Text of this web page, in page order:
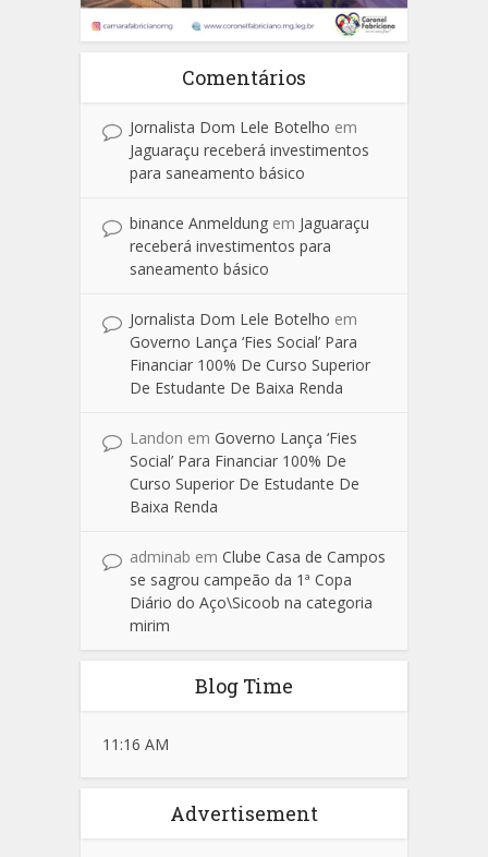
Comentários
Jornalista Dom Lele Botelho em
Jaguaraçu receberá investimentos
para saneamento básico
binance Anmeldung em Jaguaraçu
receberá investimentos para
saneamento básico
Jornalista Dom Lele Botelho em
Governo Lança ‘Fies Social’ Para
Financiar 100% De Curso Superior
De Estudante De Baixa Renda
Landon em Governo Lança ‘Fies
Social’ Para Financiar 100% De
Curso Superior De Estudante De
Baixa Renda
adminab em Clube Casa de Campos
se sagrou campeão da 1ª Copa
Diário do Aço\Sicoob na categoria
mirim
Blog Time
11:16 AM
Advertisement